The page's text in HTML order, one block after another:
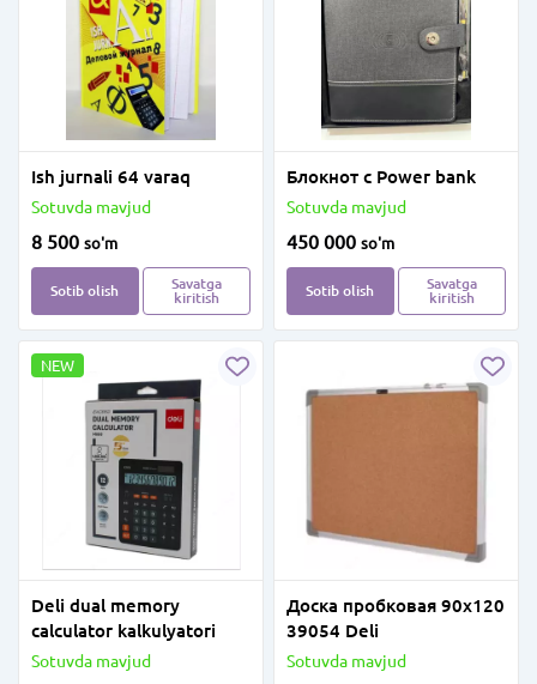
Ish jurnali 64 varaq
Sotuvda mavjud
8 500 so'm
Sotib olish
Savatga
kiritish
Блокнот с Power bank
Sotuvda mavjud
450 000 so'm
Sotib olish
Savatga
kiritish
NEW
Deli dual memory
calculator kalkulyatori
Sotuvda mavjud
Доска пробковая 90х120
39054 Deli
Sotuvda mavjud